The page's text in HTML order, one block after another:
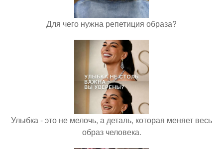
Для чего нужна репетиция образа?
Улыбка - это не мелочь, а деталь, которая меняет весь
образ человека.